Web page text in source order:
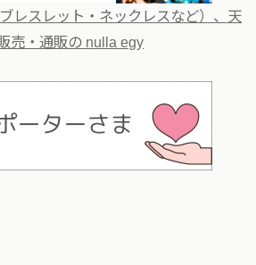
レスレット・ネックレスなど）、天
売・通販の nulla egy